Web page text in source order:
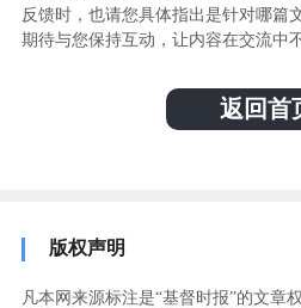
反馈时，也请您具体指出是针对哪篇
期待与您保持互动，让内容在交流中
返回首
版权声明
凡本网来源标注是“基督时报”的文章